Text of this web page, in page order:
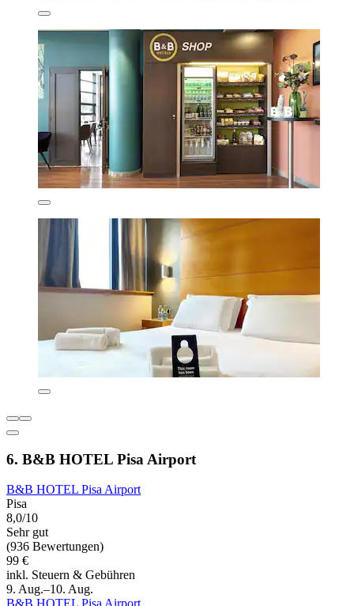
6. B&B HOTEL Pisa Airport
B&B HOTEL Pisa Airport
Pisa
8,0/10
Sehr gut
(936 Bewertungen)
99 €
inkl. Steuern & Gebühren
9. Aug.–10. Aug.